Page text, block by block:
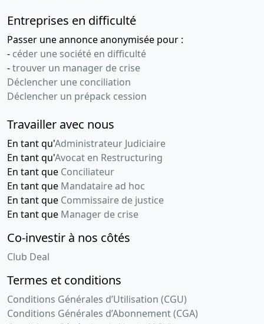
Entreprises en difficulté
Passer une annonce anonymisée pour :
- céder une société en difficulté
-trouver un manager de crise
Déclencher une conciliation
Déclencher un prépack cession
Travailler avec nous
En tant qu'Administrateur Judiciaire
En tant qu'Avocat en Restructuring
En tant que Conciliateur
En tant que Mandataire ad hoc
En tant que Commissaire de justice
En tant que Manager de crise
Co-investir à nos côtés
Club Deal
Termes et conditions
Conditions Générales d’Utilisation (CGU)
Conditions Générales d’Abonnement (CGA)